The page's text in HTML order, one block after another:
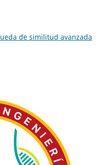
de similitud avanzada